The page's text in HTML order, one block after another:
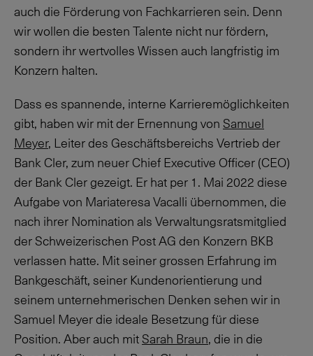
auch die Förderung von Fachkarrieren sein. Denn
wir wollen die besten Talente nicht nur fördern,
sondern ihr wertvolles Wissen auch langfristig im
Konzern halten.
Dass es spannende, interne Karrieremöglichkeiten
gibt, haben wir mit der Ernennung von Samuel
Meyer, Leiter des Geschäftsbereichs Vertrieb der
Bank Cler, zum neuer Chief Executive Officer (CEO)
der Bank Cler gezeigt. Er hat per 1. Mai 2022 diese
Aufgabe von Mariateresa Vacalli übernommen, die
nach ihrer Nomination als Verwaltungsratsmitglied
der Schweizerischen Post AG den Konzern BKB
verlassen hatte. Mit seiner grossen Erfahrung im
Bankgeschäft, seiner Kundenorientierung und
seinem unternehmerischen Denken sehen wir in
Samuel Meyer die ideale Besetzung für diese
Position. Aber auch mit Sarah Braun, die in die